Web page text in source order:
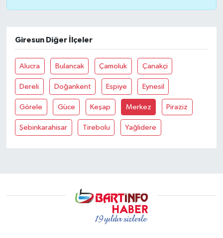
Giresun Diğer İlçeler
Alucra Bulancak Çamoluk Çanakçi
Dereli Doğankent Espiye Eynesil
Görele Güce Keşap Merkez Piraziz
Şebinkarahisar Tirebolu Yağlidere